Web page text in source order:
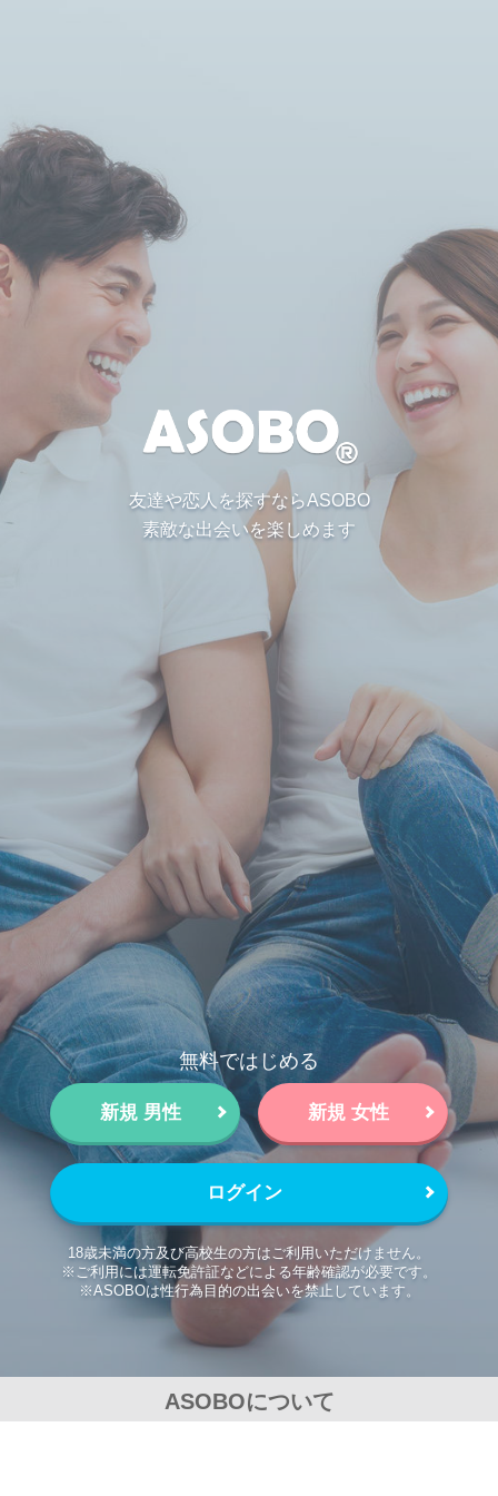
友達や恋人を探すならASOBO
素敵な出会いを楽しめます
無料ではじめる
新規 男性 新規 女性
ログイン
18歳未満の方及び高校生の方はご利用いただけません。
※ご利用には運転免許証などによる年齢確認が必要です。
※ASOBOは性行為目的の出会いを禁止しています。
ASOBOについて